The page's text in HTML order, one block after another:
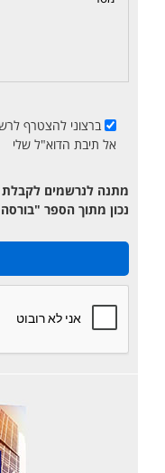
ברצוני להצטרף
אל תיבת הדוא"ל שלי
מתנה לנרשמים לקבלת
נכון מתוך הספר